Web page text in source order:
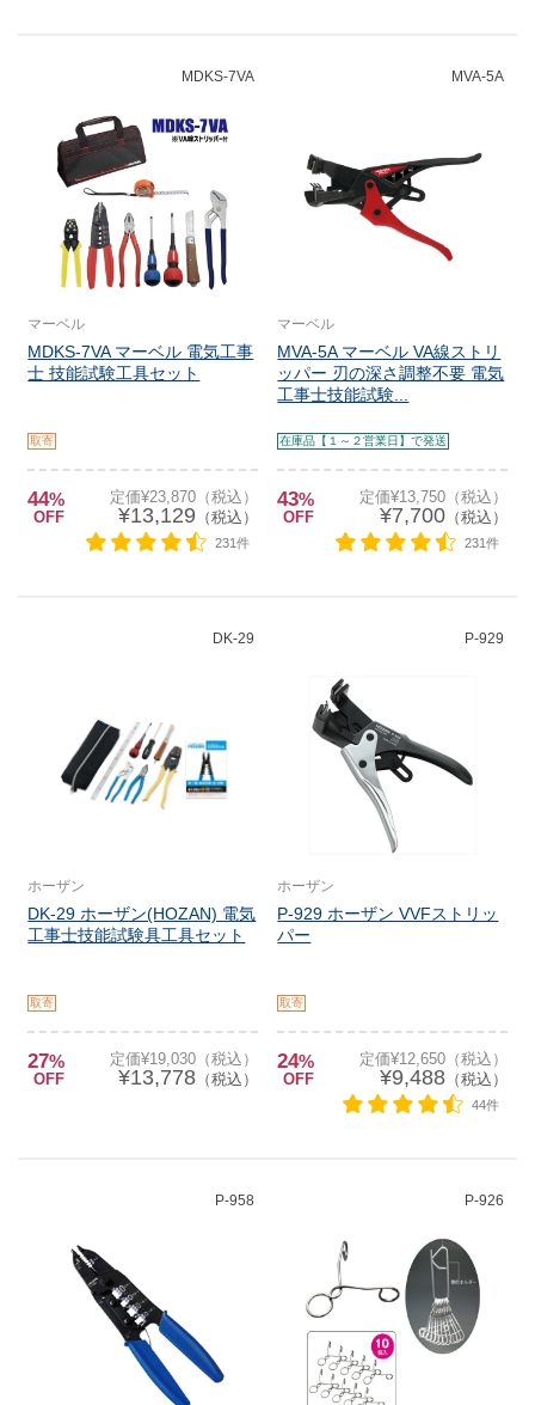
MDKS-7VA
マーベル
MDKS-7VA マーベル 電気工事
士 技能試験工具セット
取寄
44%
OFF
定価¥23,870（税込）
¥13,129 （税込）
231件
MVA-5A
マーベル
MVA-5A マーベル VA線ストリ
ッパー 刃の深さ調整不要 電気
工事士技能試験...
在庫品【１～２営業日】で発送
43%
OFF
定価¥13,750（税込）
¥7,700（税込）
231件
DK-29
ホーザン
DK-29 ホーザン(HOZAN) 電気
工事士技能試験具工具セット
取寄
27%
OFF
定価¥19,030（税込）
¥13,778（税込）
P-929
ホーザン
P-929 ホーザン VVFストリッ
パー
取寄
24%
OFF
定価¥12,650（税込）
¥9,488（税込）
44件
P-958 P-926